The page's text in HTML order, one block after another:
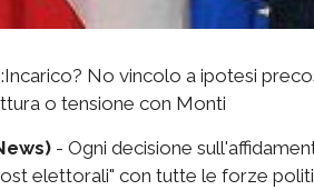
No vincolo a ipotesi
o tensione con Monti
- Ogni decisione
elettorali" con tutte le forze